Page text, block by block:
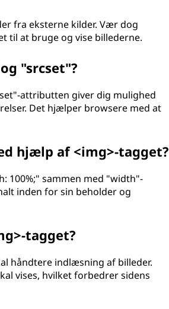
fra eksterne kilder. Vær dog
til at bruge og vise billederne.
"srcset"?
attributten giver dig mulighed
Det hjælper browsere med at
hjælp af <img>-tagget?
100%;" sammen med "width"-
inden for sin beholder og
tagget?
håndtere indlæsning af billeder.
vises, hvilket forbedrer sidens